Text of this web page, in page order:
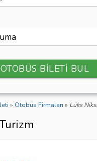
OTOBÜS BİLETİ BUL
» Otobüs Firmaları » Lüks